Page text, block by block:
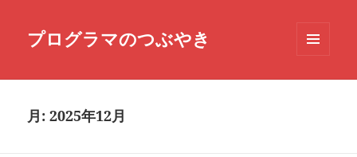
プログラマのつぶやき
ーとウ
月:2025年12月